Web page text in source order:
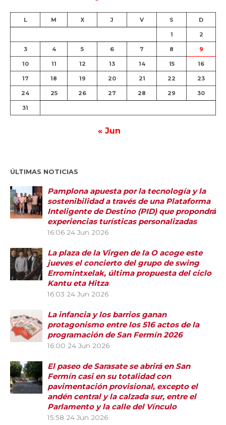
L M X J V S D
1 2
3 4 5 6 7 8 9
10 11 12 13 14 15 16
17 18 19 20 21 22 23
24 25 26 27 28 29 30
31
« Jun
ÚLTIMAS NOTICIAS
Pamplona apuesta por la tecnología y la
sostenibilidad a través de una Plataforma
Inteligente de Destino (PID) que propondrá
experiencias turísticas personalizadas
16:06 24 Jun 2026
La plaza de la Virgen de la O acoge este
jueves el concierto del grupo de swing
Erromintxelak, última propuesta del ciclo
Kantu eta Hitza
16:03 24 Jun 2026
La infancia y los barrios ganan
protagonismo entre los 516 actos de la
programación de San Fermín 2026
16:00 24 Jun 2026
El paseo de Sarasate se abrirá en San
Fermín casi en su totalidad con
pavimentación provisional, excepto el
andén central y la calzada sur, entre el
Parlamento y la calle del Vínculo
15:58 24 Jun 2026